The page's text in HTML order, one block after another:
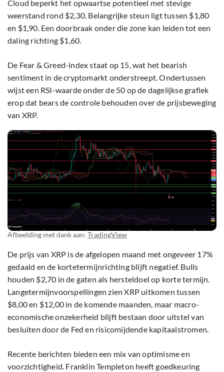
Cloud beperkt het opwaartse potentieel met stevige
weerstand rond $2,30. Belangrijke steun ligt tussen $1,80
en $1,90. Een doorbraak onder die zone kan leiden tot een
daling richting $1,60.
De Fear & Greed-index staat op 15, wat het bearish
sentiment in de cryptomarkt onderstreept. Ondertussen
wijst een RSI-waarde onder de 50 op de dagelijkse grafiek
erop dat bears de controle behouden over de prijsbeweging
van XRP.
Afbeelding met dank aan: TradingView
De prijs van XRP is de afgelopen maand met ongeveer 17%
gedaald en de kortetermijnrichting blijft negatief. Bulls
houden $2,70 in de gaten als hersteldoel op korte termijn.
Langetermijnvoorspellingen zien XRP uitkomen tussen
$8,00 en $12,00 in de komende maanden, maar macro-
economische onzekerheid blijft bestaan door uitstel van
besluiten door de Fed en risicomijdende kapitaalstromen.
Recente berichten bieden een mix van optimisme en
voorzichtigheid. Franklin Templeton heeft goedkeuring